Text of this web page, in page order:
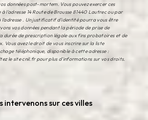
données post-mortem. Vous pouvez exercer ces
l'adresse 14 Route de Brousse 81440 Lautrec ou par
l'adresse . Un justificatif d'identité pourra vous être
vos données pendant la période de prise de
durée de prescription légale aux fins probatoires et de
Vous avez le droit de vous inscrire sur la liste
téléphonique, disponible à cette adresse :
le site cnil.fr pour plus d’informations sur vos droits.
intervenons sur ces villes